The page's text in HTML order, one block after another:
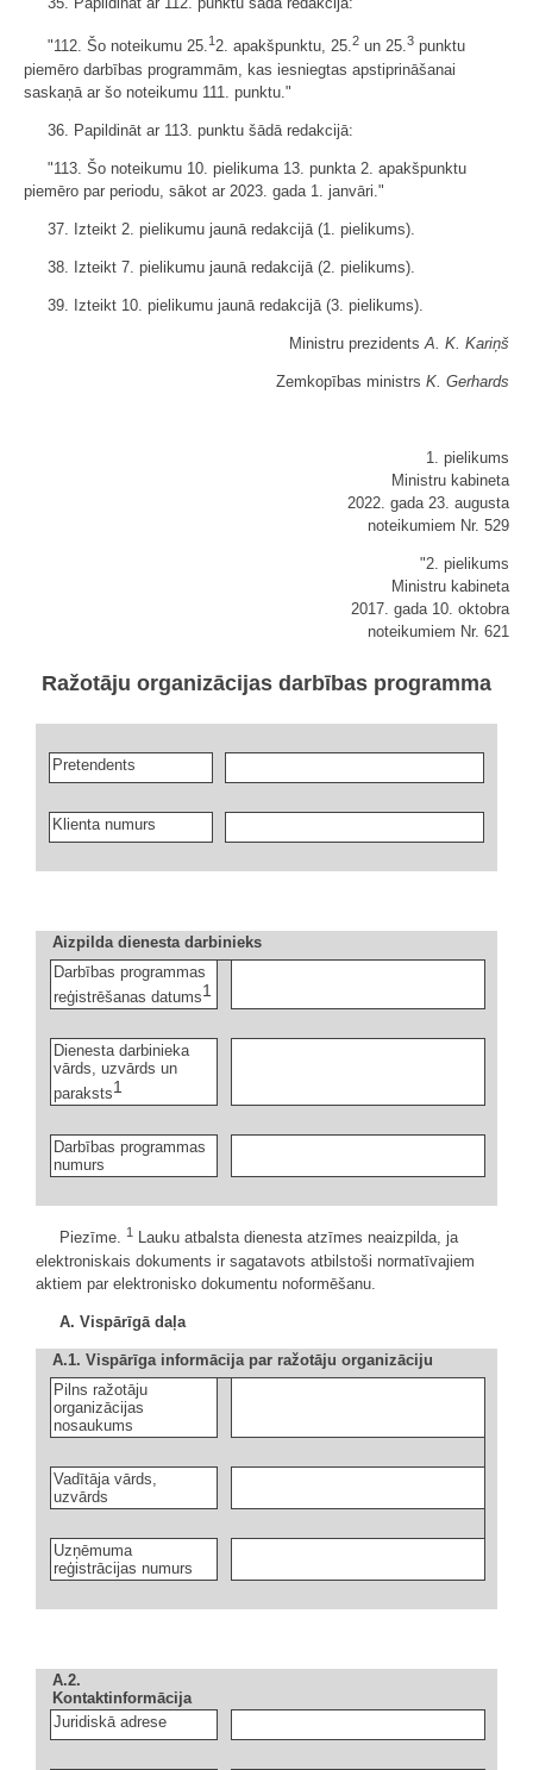
"112. Šo noteikumu 25.1 2. apakšpunktu, 25.2 un 25.3 punktu
piemēro darbības programmām, kas iesniegtas apstiprināšanai
saskaņā ar šo noteikumu 111. punktu."
36. Papildināt ar 113. punktu šādā redakcijā:
"113. Šo noteikumu 10. pielikuma 13. punkta 2. apakšpunktu
piemēro par periodu, sākot ar 2023. gada 1. janvāri."
37. Izteikt 2. pielikumu jaunā redakcijā (1. pielikums).
38. Izteikt 7. pielikumu jaunā redakcijā (2. pielikums).
39. Izteikt 10. pielikumu jaunā redakcijā (3. pielikums).
Ministru prezidents A. K. Kariņš
Zemkopības ministrs K. Gerhards
1. pielikums
Ministru kabineta
2022. gada 23. augusta
noteikumiem Nr. 529
"2. pielikums
Ministru kabineta
2017. gada 10. oktobra
noteikumiem Nr. 621
Ražotāju organizācijas darbības programma
Pretendents
Klienta numurs
Aizpilda dienesta darbinieks
Darbības programmas
reģistrēšanas datums1
Dienesta darbinieka
vārds, uzvārds un
paraksts1
Darbības programmas
numurs
Piezīme. 1 Lauku atbalsta dienesta atzīmes neaizpilda, ja
elektroniskais dokuments ir sagatavots atbilstoši normatīvajiem
aktiem par elektronisko dokumentu noformēšanu.
A. Vispārīgā daļa
A.1. Vispārīga informācija par ražotāju organizāciju
Pilns ražotāju
organizācijas
nosaukums
Vadītāja vārds,
uzvārds
Uzņēmuma
reģistrācijas numurs
A.2.
Kontaktinformācija
Juridiskā adrese